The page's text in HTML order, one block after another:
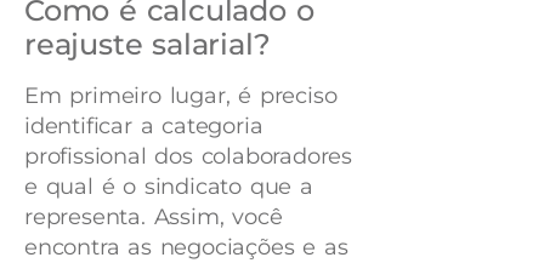
Como é calculado o
reajuste salarial?
Em primeiro lugar, é preciso
identificar a categoria
profissional dos colaboradores
e qual é o sindicato que a
representa. Assim, você
encontra as negociações e as